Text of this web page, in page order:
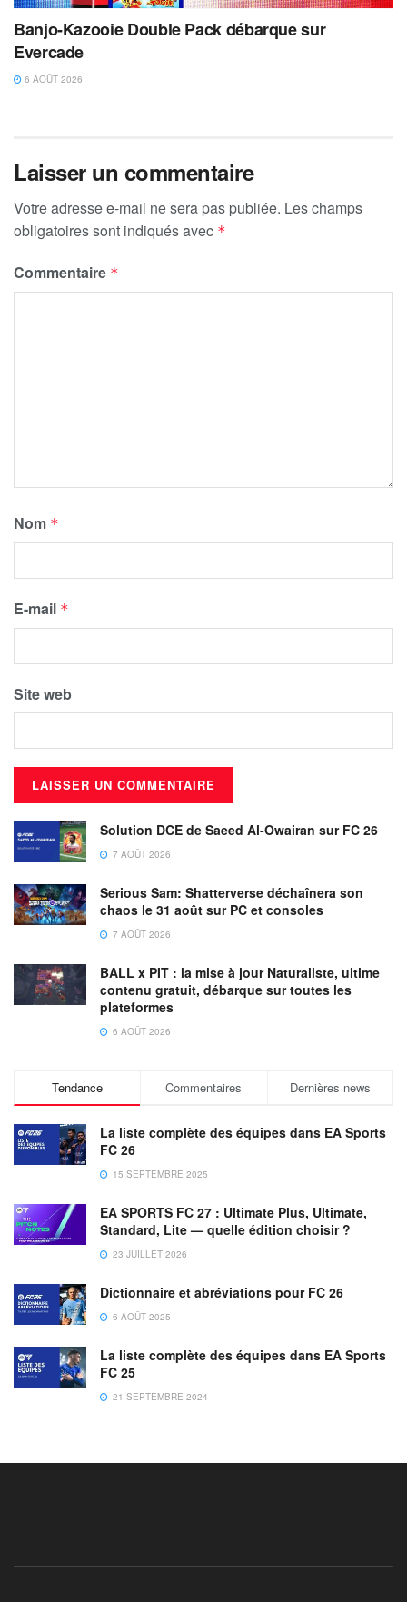
Banjo-Kazooie Double Pack débarque sur
Evercade
6 AOÛT 2026
Laisser un commentaire
Votre adresse e-mail ne sera pas publiée. Les champs
obligatoires sont indiqués avec *
Commentaire *
Nom *
E-mail *
Site web
Solution DCE de Saeed Al-Owairan sur FC 26
7 AOÛT 2026
Serious Sam: Shatterverse déchaînera son
chaos le 31 août sur PC et consoles
7 AOÛT 2026
BALL x PIT : la mise à jour Naturaliste, ultime
contenu gratuit, débarque sur toutes les
plateformes
6 AOÛT 2026
Tendance Commentaires Dernières news
La liste complète des équipes dans EA Sports
FC 26
15 SEPTEMBRE 2025
EA SPORTS FC 27 : Ultimate Plus, Ultimate,
Standard, Lite — quelle édition choisir ?
23 JUILLET 2026
Dictionnaire et abréviations pour FC 26
6 AOÛT 2025
La liste complète des équipes dans EA Sports
FC 25
21 SEPTEMBRE 2024